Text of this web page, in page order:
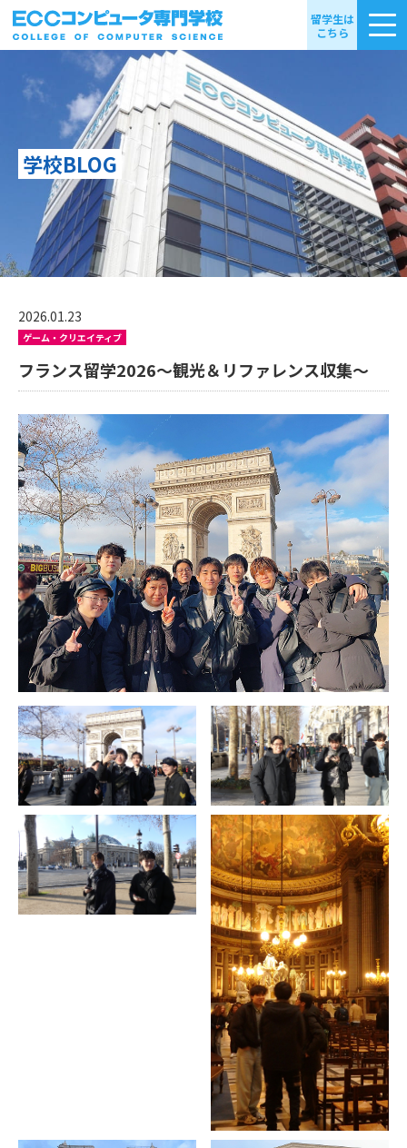
留学生は
こちら
学校BLOG
2026.01.23
ゲーム・クリエイティブ
フランス留学2026～観光＆リファレンス収集～